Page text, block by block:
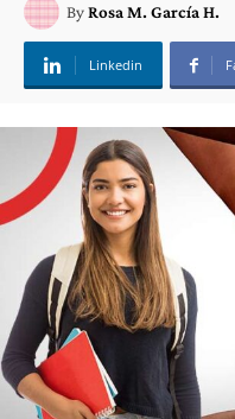
ByRosa M. García H.
Linkedin